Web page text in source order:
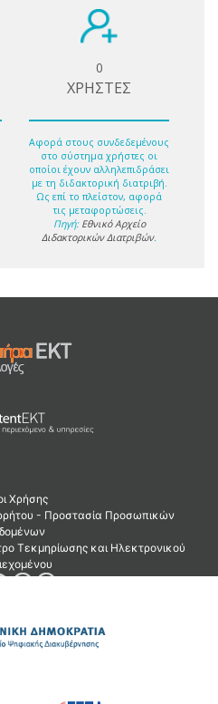
0
ΧΡΗΣΤΕΣ
Αφορά στους συνδεδεμένους
στο σύστημα χρήστες οι
οποίοι έχουν αλληλεπιδράσει
με τη διδακτορική διατριβή.
Ως επί το πλείστον, αφορά
τις μεταφορτώσεις.
Πηγή: Εθνικό Αρχείο
Διδακτορικών Διατριβών.